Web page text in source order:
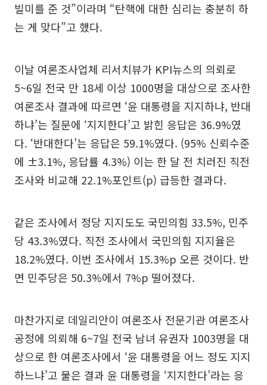
빌미를 준 것”이라며 “탄핵에 대한 심리는 충분히 하
는 게 맞다”고 했다.
이날 여론조사업체 리서치뷰가 KPI뉴스의 의뢰로
5~6일 전국 만 18세 이상 1000명을 대상으로 조사한
여론조사 결과에 따르면 ‘윤 대통령을 지지하냐, 반대
하냐’는 질문에 ‘지지한다’고 밝힌 응답은 36.9%였
다. ‘반대한다’는 응답은 59.1%였다. (95% 신뢰수준
에 ±3.1%, 응답률 4.3%) 이는 한 달 전 치러진 직전
조사와 비교해 22.1%포인트(p) 급등한 결과다.
같은 조사에서 정당 지지도도 국민의힘 33.5%, 민주
당 43.3%였다. 직전 조사에서 국민의힘 지지율은
18.2%였다. 이번 조사에서 15.3%p 오른 것이다. 반
면 민주당은 50.3%에서 7%p 떨어졌다.
마찬가지로 데일리안이 여론조사 전문기관 여론조사
공정에 의뢰해 6~7일 전국 남녀 유권자 1003명을 대
상으로 한 여론조사에서 ‘윤 대통령을 어느 정도 지지
하느냐’고 물은 결과 윤 대통령을 ‘지지한다’라는 응